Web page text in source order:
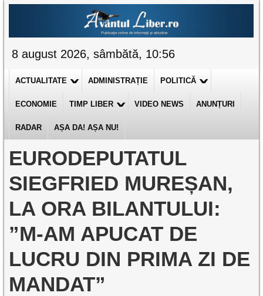
8 august 2026, sâmbătă, 10:56
ACTUALITATE ADMINISTRAȚIE POLITICĂ
ECONOMIE TIMP LIBER VIDEO NEWS ANUNȚURI
RADAR AȘA DA! AȘA NU!
EURODEPUTATUL
SIEGFRIED MUREȘAN,
LA ORA BILANTULUI:
”M-AM APUCAT DE
LUCRU DIN PRIMA ZI DE
MANDAT”